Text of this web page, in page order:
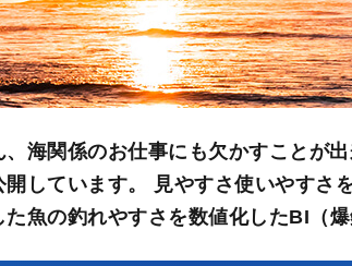
海関係のお仕事にも欠かすことが
しています。 見やすさ使いやすさ
魚の釣れやすさを数値化したBI（